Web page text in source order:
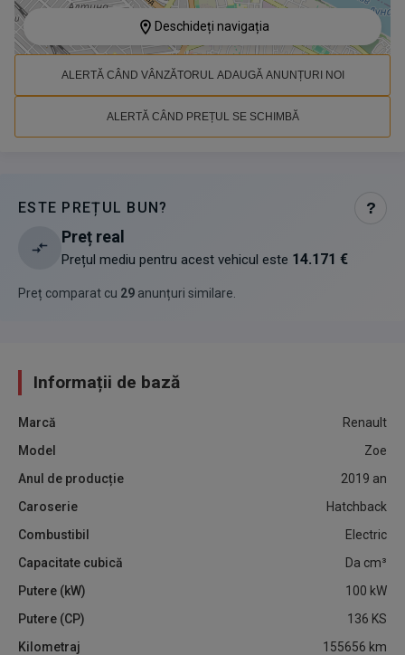
Deschideți navigația
ALERTĂ CÂND VÂNZĂTORUL ADAUGĂ ANUNȚURI NOI
ALERTĂ CÂND PREȚUL SE SCHIMBĂ
ESTE PREȚUL BUN? ?
Preț real
Prețul mediu pentru acest vehicul este 14.171 €
Preț comparat cu 29 anunțuri similare
Informații de bază
Marcă
Renault
Model
Zoe
Anul de producție
2019 an
Caroserie
Hatchback
Combustibil
Electric
Capacitate cubică
Da cm³
Putere (kW)
100 kW
Putere (CP)
136 KS
Kilometraj
155656 km